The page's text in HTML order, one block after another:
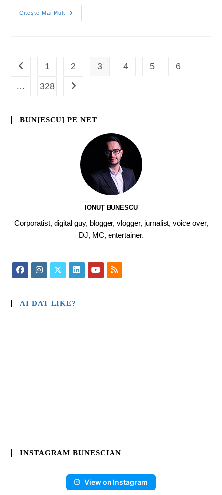
Citește Mai Mult
1 2 3 4 5
6
…
328
BUN[ESCU] PE NET
IONUȚ BUNESCU
Corporatist, digital guy, blogger, vlogger, jurnalist, voice over,
DJ, MC, entertainer.
AI DAT LIKE?
INSTAGRAM BUNESCIAN
View on Instagram